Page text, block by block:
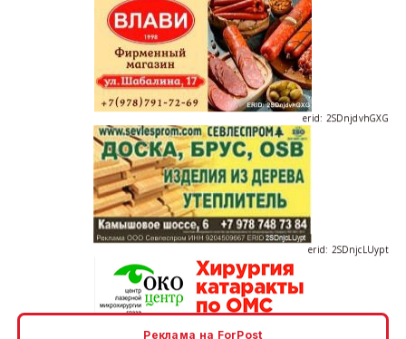
erid: 2SDnjdvhGXG
Реклама на ForPost